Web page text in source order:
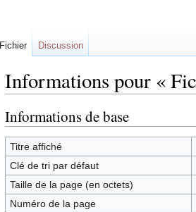
Informations pour «
Informations de base
Titre affiché
Clé de tri par défaut
Taille de la page (en octets)
Numéro de la page
Fichier Discussion